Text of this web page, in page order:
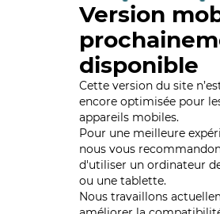
Version
disponible
Cette version du site
encore optimisée pour
appareils mobiles.
Pour une meilleure
nous vous
d'utiliser un ordinateur
ou une tablette.
Nous travaillons